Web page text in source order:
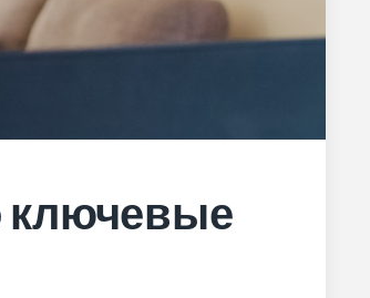
ключевые